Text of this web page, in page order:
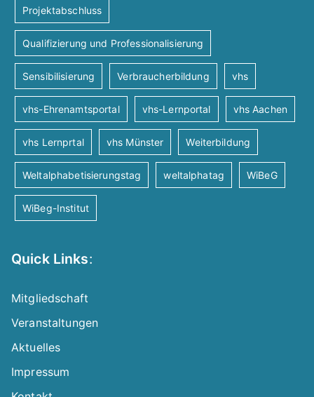
Projektabschluss
Qualifizierung und Professionalisierung
Sensibilisierung Verbraucherbildung vhs
vhs-Ehrenamtsportal vhs-Lernportal vhs Aachen
vhs Lernprtal vhs Münster Weiterbildung
Weltalphabetisierungstag weltalphatag WiBeG
WiBeg-Institut
Quick Links:
Mitgliedschaft
Veranstaltungen
Aktuelles
Impressum